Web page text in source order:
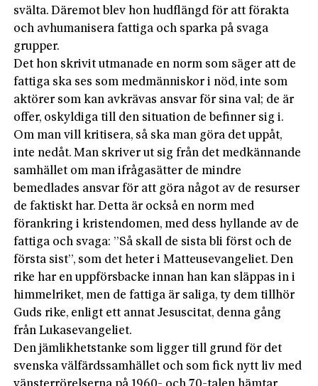
svälta. Däremot blev hon hudflängd för att förakta
och avhumanisera fattiga och sparka på svaga
grupper.
Det hon skrivit utmanade en norm som säger att de
fattiga ska ses som medmänniskor i nöd, inte som
aktörer som kan avkrävas ansvar för sina val; de är
offer, oskyldiga till den situation de befinner sig i.
Om man vill kritisera, så ska man göra det uppåt,
inte nedåt. Man skriver ut sig från det medkännande
samhället om man ifrågasätter de mind­re
bemedlades ansvar för att göra något av de resurser
de faktiskt har. Detta är också en norm med
förankring i kristendomen, med dess hyllande av de
fattiga och svaga: ”Så skall de sista bli först och de
första sist”, som det heter i Matteusevangeliet. Den
rike har en uppförsbacke innan han kan släppas in i
himmelriket, men de fattiga är saliga, ty dem tillhör
Guds rike, enligt ett annat Jesuscitat, denna gång
från Lukasevangeliet.
Den jämlikhetstanke som ligger till grund för det
svenska välfärdssamhället och som fick nytt liv med